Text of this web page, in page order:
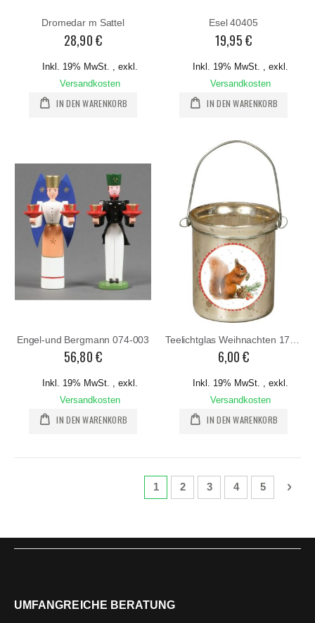
Dromedar m Sattel
28,90 €
Inkl. 19% MwSt.
exkl.
Versandkosten
IN DEN WARENKORB
Esel 40405
19,95 €
Inkl. 19% MwSt.
exkl.
Versandkosten
IN DEN WARENKORB
Engel-und Bergmann 074-003
56,80 €
Inkl. 19% MwSt. , exkl.
Versandkosten
IN DEN WARENKORB
6,00 €
Inkl. 19% MwSt. , exkl.
Versandkosten
IN DEN WARENKORB
SeiteSie lesen gerade die Seite
1 Seite
2 Seite
3 Seite
4 Seite
5 Seite
UMFANGREICHE BERATUNG